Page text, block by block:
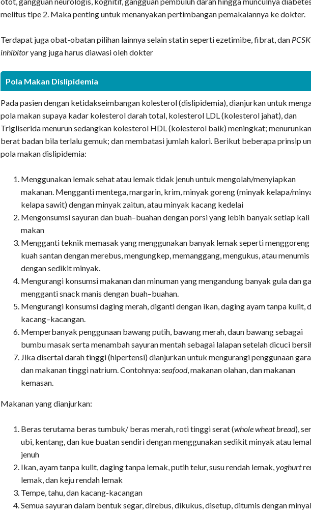
melitus tipe 2. Maka penting untuk menanyakan pertimbangan pemakaiannya ke dokter.
Terdapat juga obat-obatan pilihan lainnya selain statin seperti ezetimibe, fibrat, dan
inhibitoryang juga harus diawasi oleh dokter
Pola Makan Dislipidemia
Pada pasien dengan ketidakseimbangan kolesterol (dislipidemia), dianjurkan untuk
pola makan supaya kadar kolesterol darah total, kolesterol LDL (kolesterol jahat), dan
Trigliserida menurun sedangkan kolesterol HDL (kolesterol baik) meningkat; menurunkan
berat badan bila terlalu gemuk; dan membatasi jumlah kalori. Berikut beberapa prinsip
pola makan dislipidemia:
Menggunakan lemak sehat atau lemak tidak jenuh untuk mengolah/menyiapkan
makanan. Mengganti mentega, margarin, krim, minyak goreng (minyak kelapa/
kelapa sawit) dengan minyak zaitun, atau minyak kacang kedelai
Mengonsumsi sayuran dan buah–buahan dengan porsi yang lebih banyak setiap kali
makan
Mengganti teknik memasak yang menggunakan banyak lemak seperti menggoreng
kuah santan dengan merebus, mengungkep, memanggang, mengukus, atau menumis
dengan sedikit minyak.
Mengurangi konsumsi makanan dan minuman yang mengandung banyak gula dan
mengganti snack manis dengan buah–buahan.
Mengurangi konsumsi daging merah, diganti dengan ikan, daging ayam tanpa kulit,
kacang–kacangan.
Memperbanyak penggunaan bawang putih, bawang merah, daun bawang sebagai
bumbu masak serta menambah sayuran mentah sebagai lalapan setelah dicuci
Jika disertai darah tinggi (hipertensi) dianjurkan untuk mengurangi penggunaan
dan makanan tinggi natrium. Contohnya: seafood, makanan olahan, dan makanan
kemasan.
Makanan yang dianjurkan:
Beras terutama beras tumbuk/ beras merah, roti tinggi serat (whole wheat bread),
ubi, kentang, dan kue buatan sendiri dengan menggunakan sedikit minyak atau
jenuh
Ikan, ayam tanpa kulit, daging tanpa lemak, putih telur, susu rendah lemak,yoghurt
lemak, dan keju rendah lemak
Tempe, tahu, dan kacang-kacangan
Semua sayuran dalam bentuk segar, direbus, dikukus, disetup, ditumis dengan